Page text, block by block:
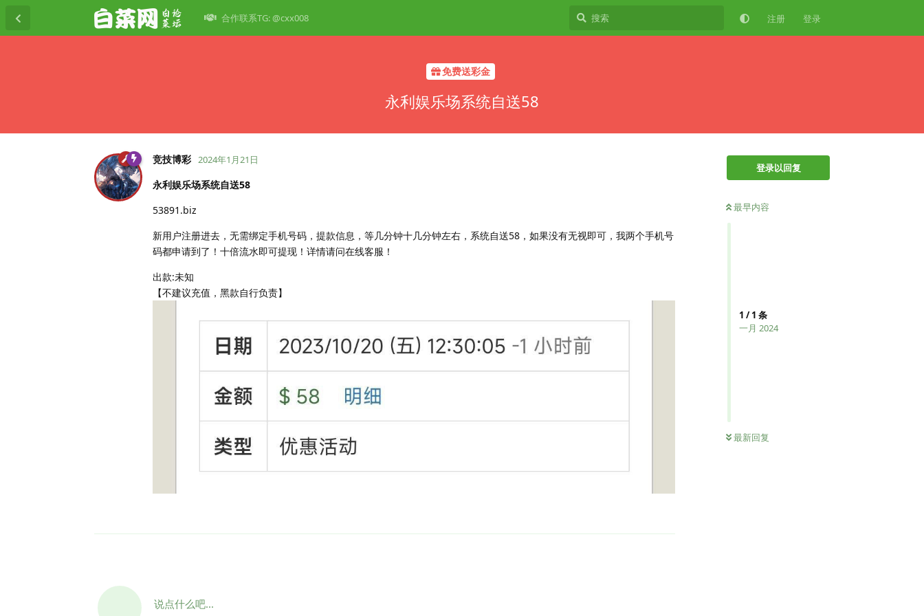
合作联系TG: @cxx008 注册 登录
免费送彩金
永利娱乐场系统自送58
登录以回复
最早内容
1 /1 条
一月 2024
最新回复
竞技博彩 2024年1月21日
永利娱乐场系统自送58
53891.biz
新用户注册进去，无需绑定手机号码，提款信息，等几分钟十几分钟左右，系统自送58，如果没有无视即可，我两个手机号
码都申请到了！十倍流水即可提现！详情请问在线客服！
出款:未知
【不建议充值，黑款自行负责】
说点什么吧...